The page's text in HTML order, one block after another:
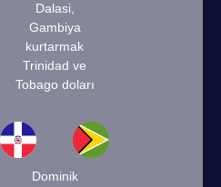
Dalasi,
Gambiya
kurtarmak
Trinidad ve
Tobago doları
Dominik